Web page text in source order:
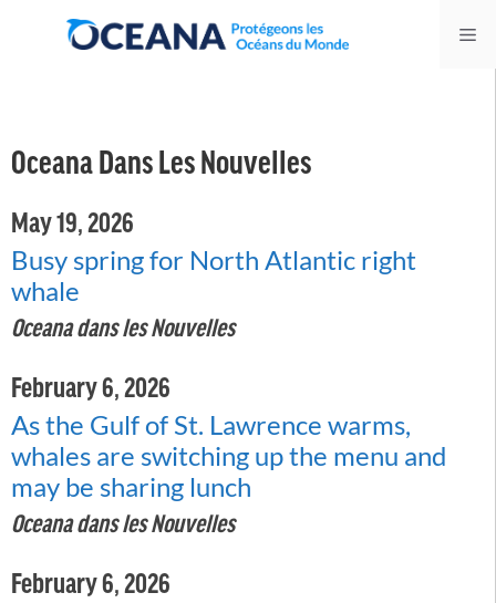
Oceana Dans Les Nouvelles
May 19, 2026
Busy spring for North Atlantic right
whale
Oceana dans les Nouvelles
February 6, 2026
As the Gulf of St. Lawrence warms,
whales are switching up the menu and
may be sharing lunch
Oceana dans les Nouvelles
February 6, 2026